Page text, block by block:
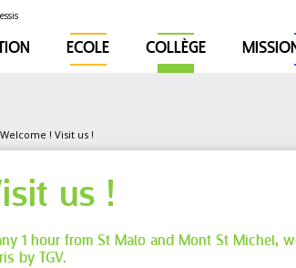
ECOLE COLLÈGE
Welcome ! Visit us !
us !
1 hour from St Malo and Mont St Michel,
by TGV.